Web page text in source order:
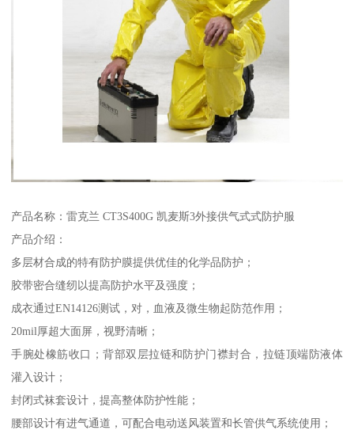
产品名称：雷克兰 CT3S400G 凯麦斯3外接供气式式防护服
产品介绍：
多层材合成的特有防护膜提供优佳的化学品防护；
胶带密合缝纫以提高防护水平及强度；
成衣通过EN14126测试，对，血液及微生物起防范作用；
20mil厚超大面屏，视野清晰；
手腕处橡筋收口；背部双层拉链和防护门襟封合，拉链顶端防液体
灌入设计；
封闭式袜套设计，提高整体防护性能；
腰部设计有进气通道，可配合电动送风装置和长管供气系统使用；